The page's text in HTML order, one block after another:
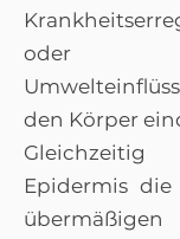
oder
den Körper
Epidermis
übermäßigen